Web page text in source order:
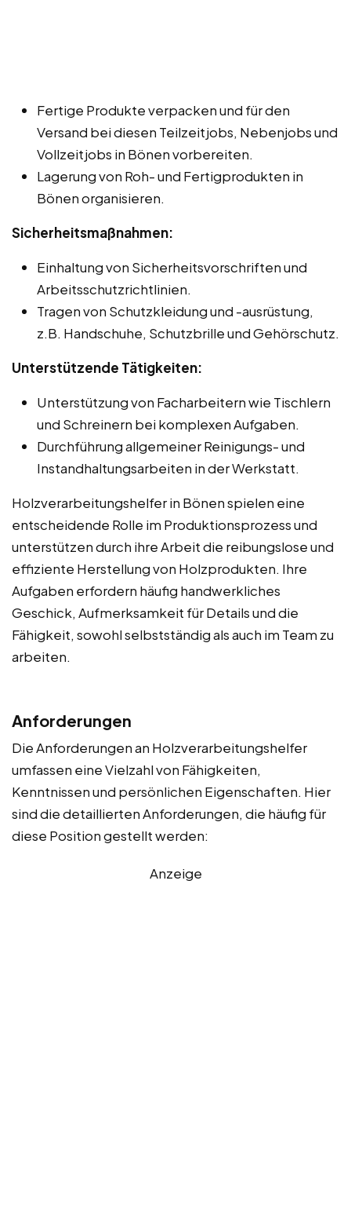
Fertige Produkte verpacken und für den
Versand bei diesen Teilzeitjobs, Nebenjobs und
Vollzeitjobs in Bönen vorbereiten.
Lagerung von Roh- und Fertigprodukten in
Bönen organisieren.
Sicherheitsmaßnahmen:
Einhaltung von Sicherheitsvorschriften und
Arbeitsschutzrichtlinien.
Tragen von Schutzkleidung und -ausrüstung,
z.B. Handschuhe, Schutzbrille und Gehörschutz.
Unterstützende Tätigkeiten:
Unterstützung von Facharbeitern wie Tischlern
und Schreinern bei komplexen Aufgaben.
Durchführung allgemeiner Reinigungs- und
Instandhaltungsarbeiten in der Werkstatt.
Holzverarbeitungshelfer in Bönen spielen eine
entscheidende Rolle im Produktionsprozess und
unterstützen durch ihre Arbeit die reibungslose und
effiziente Herstellung von Holzprodukten. Ihre
Aufgaben erfordern häufig handwerkliches
Geschick, Aufmerksamkeit für Details und die
Fähigkeit, sowohl selbstständig als auch im Team zu
arbeiten.
Anforderungen
Die Anforderungen an Holzverarbeitungshelfer
umfassen eine Vielzahl von Fähigkeiten,
Kenntnissen und persönlichen Eigenschaften. Hier
sind die detaillierten Anforderungen, die häufig für
diese Position gestellt werden:
Anzeige